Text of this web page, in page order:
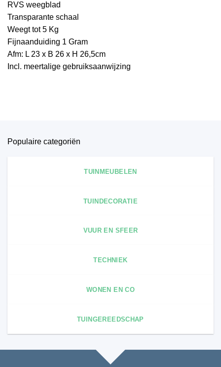
RVS weegblad
Transparante schaal
Weegt tot 5 Kg
Fijnaanduiding 1 Gram
Afm: L 23 x B 26 x H 26,5cm
Incl. meertalige gebruiksaanwijzing
Populaire categoriën
TUINMEUBELEN
TUINDECORATIE
VUUR EN SFEER
TECHNIEK
WONEN EN CO
TUINGEREEDSCHAP